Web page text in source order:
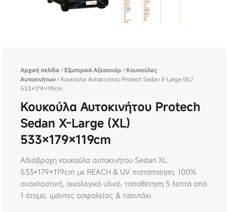
Αρχική σελίδα /Εξωτερικά Αξεσουάρ /Κουκούλες
Αυτοκινήτων / Κουκούλα Αυτοκινήτου Protech Sedan X-Large (XL)
533×179×119cm
Κουκούλα Αυτοκινήτου Protech
Sedan X-Large (XL)
533×179×119cm
Αδιάβροχη κουκούλα αυτοκινήτου Sedan XL
533×179×119cm με REACH & UV πιστοποίηση. 100%
ανακλαστική, οικολογικό υλικό, τοποθέτηση 5 λεπτά από
1 άτομο, ιμάντες ασφαλείας & τσαντάκι.